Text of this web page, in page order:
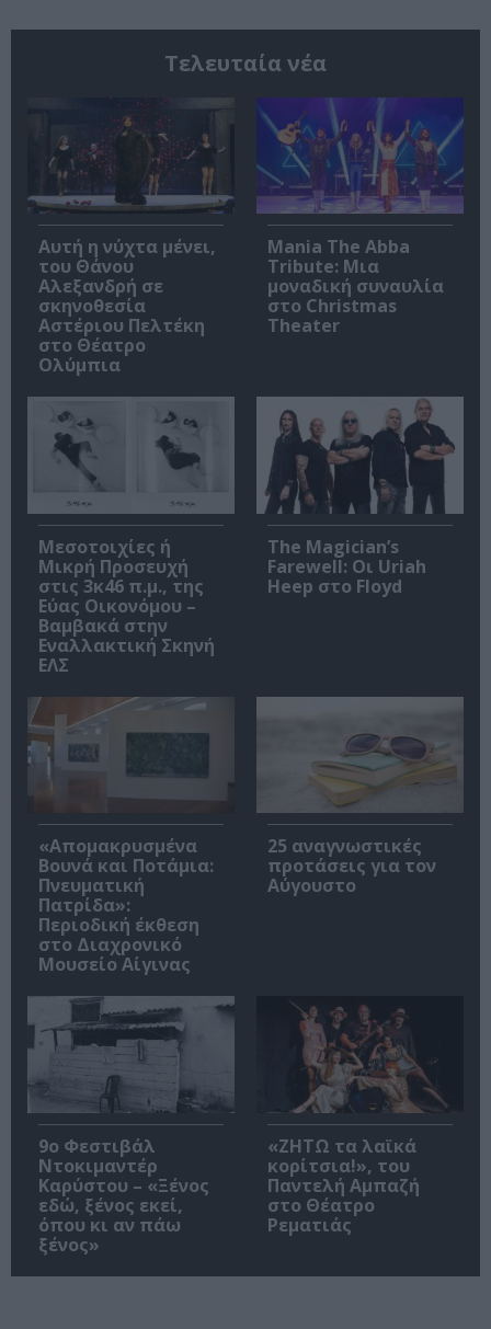
Τελευταία νέα
Αυτή η νύχτα μένει,
του Θάνου
Αλεξανδρή σε
σκηνοθεσία
Αστέριου Πελτέκη
στο Θέατρο
Ολύμπια
Mania The Abba
Tribute: Μια
μοναδική συναυλία
στο Christmas
Theater
Μεσοτοιχίες ή
Μικρή Προσευχή
στις 3κ46 π.μ., της
Εύας Οικονόμου –
Βαμβακά στην
Εναλλακτική Σκηνή
ΕΛΣ
The Magician’s
Farewell: Οι Uriah
Heep στο Floyd
«Απομακρυσμένα
Βουνά και Ποτάμια:
Πνευματική
Πατρίδα»:
Περιοδική έκθεση
στο Διαχρονικό
Μουσείο Αίγινας
25 αναγνωστικές
προτάσεις για τον
Αύγουστο
9ο Φεστιβάλ
Ντοκιμαντέρ
Καρύστου – «Ξένος
εδώ, ξένος εκεί,
όπου κι αν πάω
ξένος»
«ΖΗΤΩ τα λαϊκά
κορίτσια!», του
Παντελή Αμπαζή
στο Θέατρο
Ρεματιάς